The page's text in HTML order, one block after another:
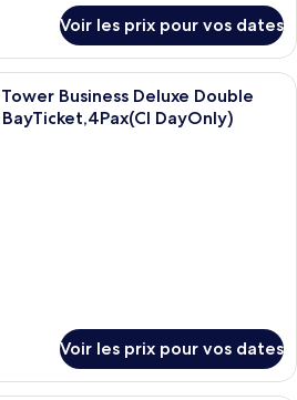
Voir les prix pour vos dates
Une chambre d’hôtel avec deux
Business Deluxe Double
DayOnly)
Voir les prix pour vos dates